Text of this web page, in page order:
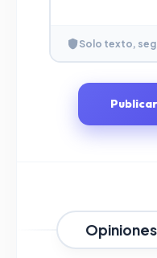
Solo texto,